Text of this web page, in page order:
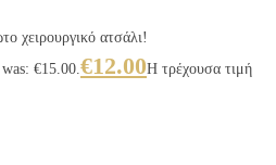
χειρουργικό ατσάλι!
€15.00.€12.00Η τρέχουσα τιμή